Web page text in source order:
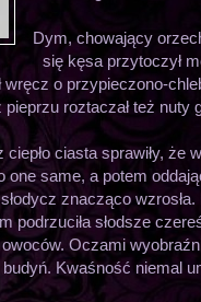
Dym, chowający
się kęsa przytoczył
wręcz o przypieczono-
roztaczał też nuty
ciasta sprawiły, że
one same, a potem
znacząco
podrzuciła słodsze
Oczami
budyń. Kwaśność niemal